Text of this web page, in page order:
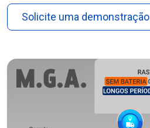
Solicite uma demonstração